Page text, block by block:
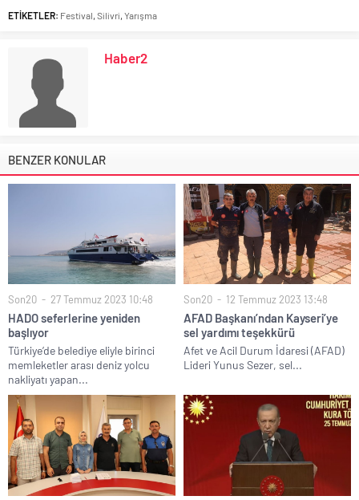
ETİKETLER: Festival Silivri Yarışma
Haber2
BENZER KONULAR
Son20 27 Temmuz 2023 10:48
HADO seferlerine yeniden
başlıyor
Türkiye’de belediye eliyle birinci
memleketler arası deniz yolcu
nakliyatı yapan...
Son20 12 Temmuz 2023 13:48
AFAD Başkanı’ndan Kayseri’ye
sel yardımı teşekkürü
Afet ve Acil Durum İdaresi (AFAD)
Lideri Yunus Sezer, sel...